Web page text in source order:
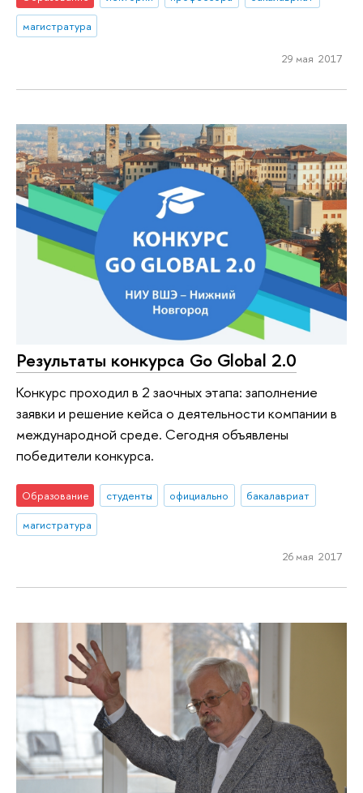
магистратура
29 мая 2017
Результаты конкурса Go Global 2.0
Конкурс проходил в 2 заочных этапа: заполнение
заявки и решение кейса о деятельности компании в
международной среде. Сегодня объявлены
победители конкурса.
Образование студенты официально
бакалавриат
магистратура
26 мая 2017